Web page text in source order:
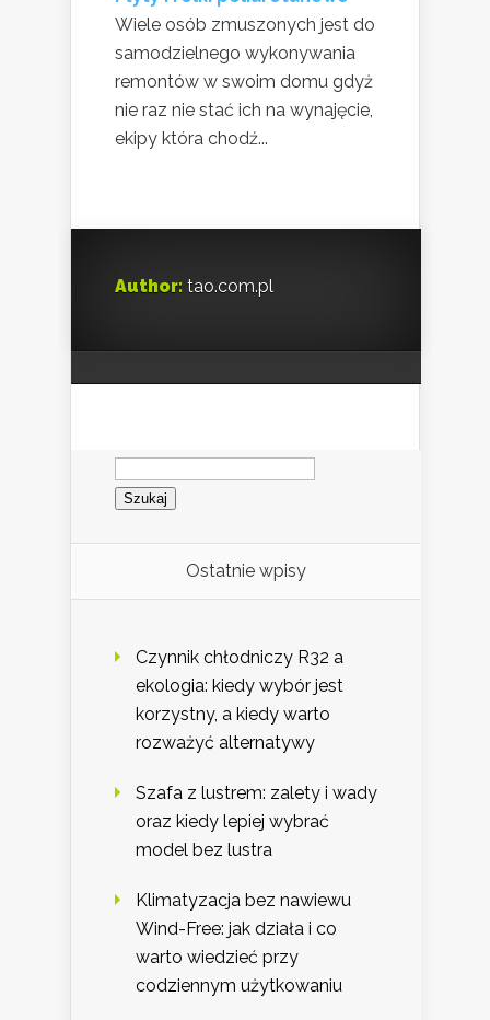
Wiele osób zmuszonych jest do
samodzielnego wykonywania
remontów w swoim domu gdyż
nie raz nie stać ich na wynajęcie,
ekipy która chodź...
Author: tao.com.pl
Szukaj:
Ostatnie wpisy
Czynnik chłodniczy R32 a
ekologia: kiedy wybór jest
korzystny, a kiedy warto
rozważyć alternatywy
Szafa z lustrem: zalety i wady
oraz kiedy lepiej wybrać
model bez lustra
Klimatyzacja bez nawiewu
Wind-Free: jak działa i co
warto wiedzieć przy
codziennym użytkowaniu